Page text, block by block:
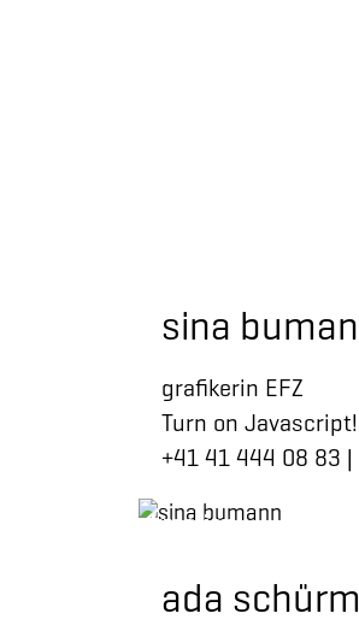
kreation
sina
grafikerin EFZ
Turn on Javascript!
+41 41 444 08 83 |
ada